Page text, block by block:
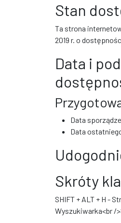
Stan
Ta strona
2019 r. o
Data i
Data
Data
Skróty
SHIFT + ALT + H -
Wyszukiwarka<br /